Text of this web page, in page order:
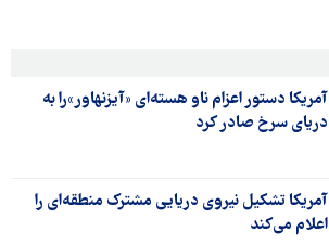
آمریکا دستور اعزام ناو هسته‌ای «آیزنهاور»را به
دریای سرخ صادر کرد
آمریکا تشکیل نیروی دریایی مشترک منطقه‌ای را
اعلام می‌کند